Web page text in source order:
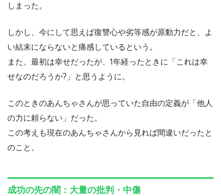
しまった。
しかし、今にして思えば復讐心や劣等感が原動力だと、よ
い結末にならないと痛感しているという。
また、最初は幸せだったが、1年経ったときに「これは幸
せなのだろうか?」と思うように。
このときのあんちゃさんが思っていた自由の定義が「他人
の力に頼らない」だった。
この考えも現在のあんちゃさんから見れば間違いだったと
のこと。
成功の先の闇：大量の批判・中傷